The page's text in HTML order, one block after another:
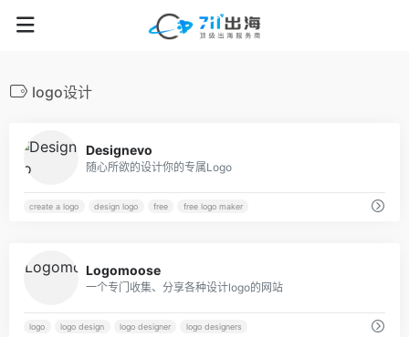
logo设计
Designevo
随心所欲的设计你的专属Logo
create a logo design logo free free logo maker
Logomoose
一个专门收集、分享各种设计logo的网站
logo logo design logo designer logo designers